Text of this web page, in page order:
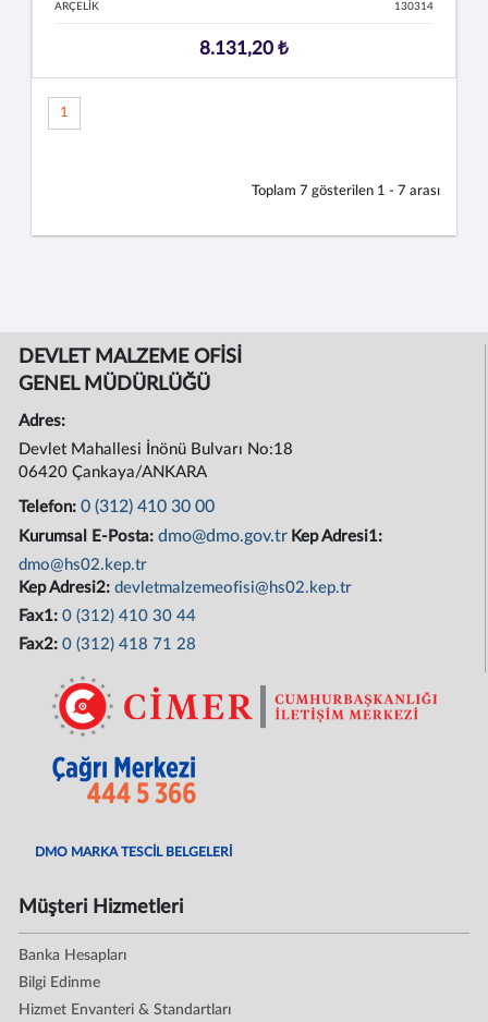
ARÇELİK 130314
8.131,20 ₺
1
Toplam 7 gösterilen 1 - 7 arası
DEVLET MALZEME OFİSİ
GENEL MÜDÜRLÜĞÜ
Adres:
Devlet Mahallesi İnönü Bulvarı No:18
06420 Çankaya/ANKARA
Telefon:0 (312) 410 30 00
Kurumsal E-Posta:dmo@dmo.gov.tr Kep Adresi1:
dmo@hs02.kep.tr
Kep Adresi2:devletmalzemeofisi@hs02.kep.tr
Fax1:0 (312) 410 30 44
Fax2:0 (312) 418 71 28
DMO MARKA TESCİL BELGELERİ
Müşteri Hizmetleri
Banka Hesapları
Bilgi Edinme
Hizmet Envanteri & Standartları